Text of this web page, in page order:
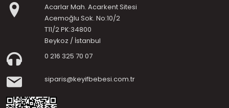
Acarlar Mah. Acarkent Sitesi
Acemoğlu Sok. No:10/2
T11/2 PK:34800
Beykoz / İstanbul
0 216 325 70 07
siparis@keyifbebesi.com.tr